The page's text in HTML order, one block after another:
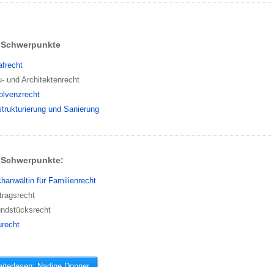
Schwerpunkte
und Architektenrecht
und Sanierung
Schwerpunkte:
für Familienrecht